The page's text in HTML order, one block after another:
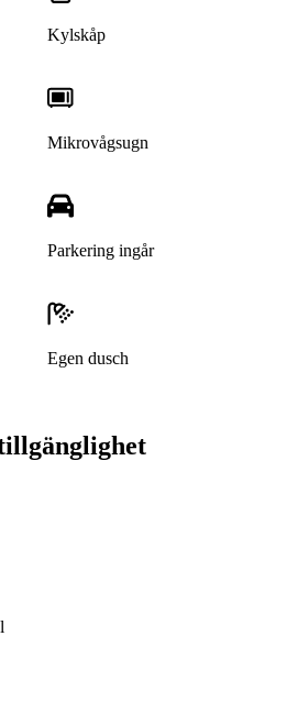
Kylskåp
Mikrovågsugn
Parkering ingår
Egen dusch